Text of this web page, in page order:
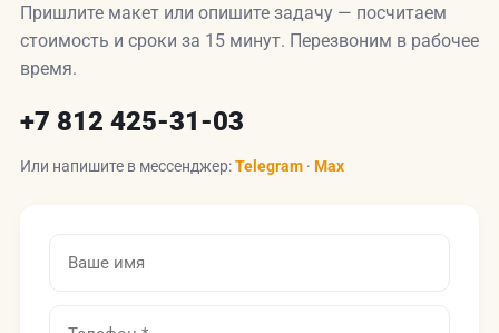
Пришлите макет или опишите задачу — посчитаем
стоимость и сроки за 15 минут. Перезвоним в рабочее
время.
+7 812 425-31-03
Или напишите в мессенджер:Telegram · Max